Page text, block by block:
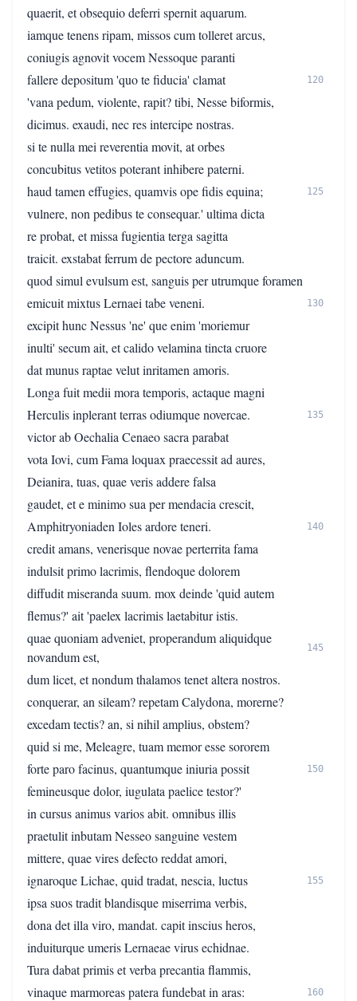
quaerit, et obsequio deferri spernit aquarum.
iamque tenens ripam, missos cum tolleret arcus,
coniugis agnovit vocem Nessoque paranti
fallere depositum 'quo te fiducia' clamat
120
'vana pedum, violente, rapit? tibi, Nesse biformis,
dicimus. exaudi, nec res intercipe nostras.
si te nulla mei reverentia movit, at orbes
concubitus vetitos poterant inhibere paterni.
haud tamen effugies, quamvis ope fidis equina;
125
vulnere, non pedibus te consequar.' ultima dicta
re probat, et missa fugientia terga sagitta
traicit. exstabat ferrum de pectore aduncum.
quod simul evulsum est, sanguis per utrumque foramen
emicuit mixtus Lernaei tabe veneni.
130
excipit hunc Nessus 'ne' que enim 'moriemur
inulti' secum ait, et calido velamina tincta cruore
dat munus raptae velut inritamen amoris.
Longa fuit medii mora temporis, actaque magni
Herculis inplerant terras odiumque novercae.
135
victor ab Oechalia Cenaeo sacra parabat
vota Iovi, cum Fama loquax praecessit ad aures,
Deianira, tuas, quae veris addere falsa
gaudet, et e minimo sua per mendacia crescit,
Amphitryoniaden Ioles ardore teneri.
140
credit amans, venerisque novae perterrita fama
indulsit primo lacrimis, flendoque dolorem
diffudit miseranda suum. mox deinde 'quid autem
flemus?' ait 'paelex lacrimis laetabitur istis.
quae quoniam adveniet, properandum aliquidque
novandum est,
145
dum licet, et nondum thalamos tenet altera nostros.
conquerar, an sileam? repetam Calydona, morerne?
excedam tectis? an, si nihil amplius, obstem?
quid si me, Meleagre, tuam memor esse sororem
forte paro facinus, quantumque iniuria possit
150
femineusque dolor, iugulata paelice testor?'
in cursus animus varios abit. omnibus illis
praetulit inbutam Nesseo sanguine vestem
mittere, quae vires defecto reddat amori,
ignaroque Lichae, quid tradat, nescia, luctus
155
ipsa suos tradit blandisque miserrima verbis,
dona det illa viro, mandat. capit inscius heros,
induiturque umeris Lernaeae virus echidnae.
Tura dabat primis et verba precantia flammis,
vinaque marmoreas patera fundebat in aras:
160